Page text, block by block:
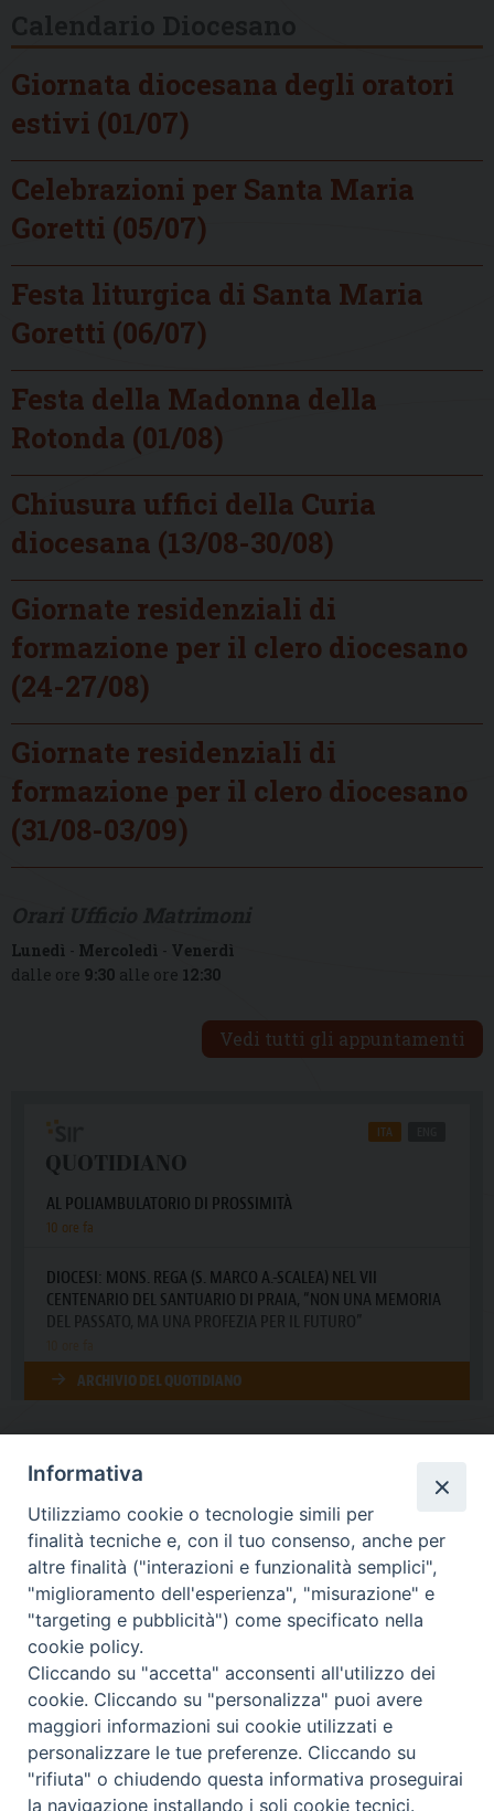
Giornata diocesana degli oratori
estivi (01/07)
Celebrazioni per Santa Maria
Goretti (05/07)
Festa liturgica di Santa Maria
Goretti (06/07)
Festa della Madonna della
Rotonda (01/08)
Chiusura uffici della Curia
diocesana (13/08-30/08)
Giornate residenziali di
formazione per il clero diocesano
(24-27/08)
Giornate residenziali di
formazione per il clero diocesano
(31/08-03/09)
Lunedì - Mercoledì - Venerdì
dalle ore 9:30 alle ore 12:30
Vedi tutti gli appuntamenti
DIOCESI SUBURBICARIA DI ALBANO
Contatti:Tel.: 06.93268401 - Fax.: 06.9323844
E-mail:curia@diocesidialbano.it
Orari: dal Lunedì al Venerdì Ore: 9:00 - 13:00
Lunedì, Mercoledì e Venerdì, Ore 9:30 - 12:30
Diocesi Suburbicaria di Albano
Informativa
Utilizziamo cookie o tecnologie simili per
finalità tecniche e, con il tuo consenso, anche per
altre finalità ("interazioni e funzionalità semplici",
"miglioramento dell'esperienza", "misurazione" e
"targeting e pubblicità") come specificato nella
cookie policy.
Cliccando su "accetta" acconsenti all'utilizzo dei
cookie. Cliccando su "personalizza" puoi avere
maggiori informazioni sui cookie utilizzati e
personalizzare le tue preferenze. Cliccando su
"rifiuta" o chiudendo questa informativa proseguirai
la navigazione installando i soli cookie tecnici.